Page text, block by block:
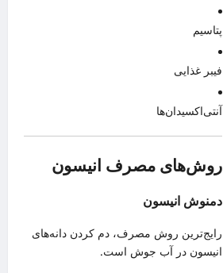
پتاسیم
فیبر غذایی
آنتی‌اکسیدان‌ها
روش‌های مصرف انیسون
دمنوش انیسون
رایج‌ترین روش مصرف، دم کردن دانه‌های
انیسون در آب جوش است.